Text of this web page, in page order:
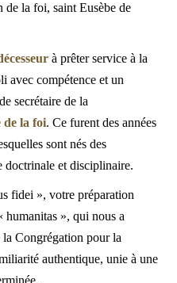
de la foi, saint Eusèbe de
à prêter service à la
avec compétence et un
secrétaire de la
la foi. Ce furent des années
sont nés des
doctrinale et disciplinaire.
fidei », votre préparation
humanitas », qui nous a
Congrégation pour la
authentique, unie à une